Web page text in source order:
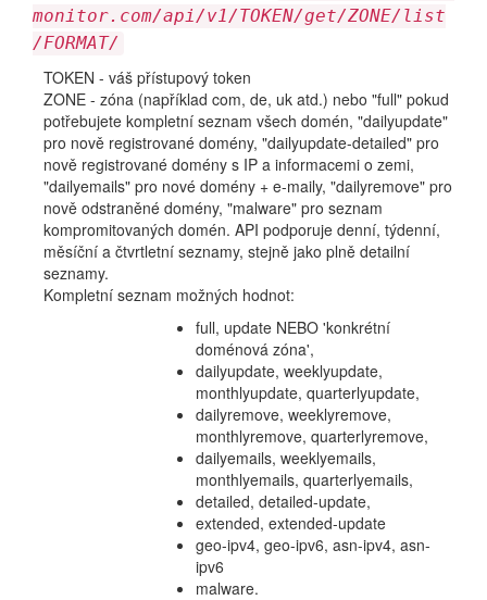
monitor.com/api/v1/TOKEN/get/ZONE/list
/FORMAT/
TOKEN - váš přístupový token
ZONE - zóna (například com, de, uk atd.) nebo "full" pokud
potřebujete kompletní seznam všech domén, "dailyupdate"
pro nově registrované domény, "dailyupdate-detailed" pro
nově registrované domény s IP a informacemi o zemi,
"dailyemails" pro nové domény + e-maily, "dailyremove" pro
nově odstraněné domény, "malware" pro seznam
kompromitovaných domén. API podporuje denní, týdenní,
měsíční a čtvrtletní seznamy, stejně jako plně detailní
seznamy.
Kompletní seznam možných hodnot:
full, update NEBO 'konkrétní
doménová zóna',
dailyupdate, weeklyupdate,
monthlyupdate, quarterlyupdate,
dailyremove, weeklyremove,
monthlyremove, quarterlyremove,
dailyemails, weeklyemails,
monthlyemails, quarterlyemails,
detailed, detailed-update,
extended, extended-update
geo-ipv4, geo-ipv6, asn-ipv4, asn-
ipv6
malware.